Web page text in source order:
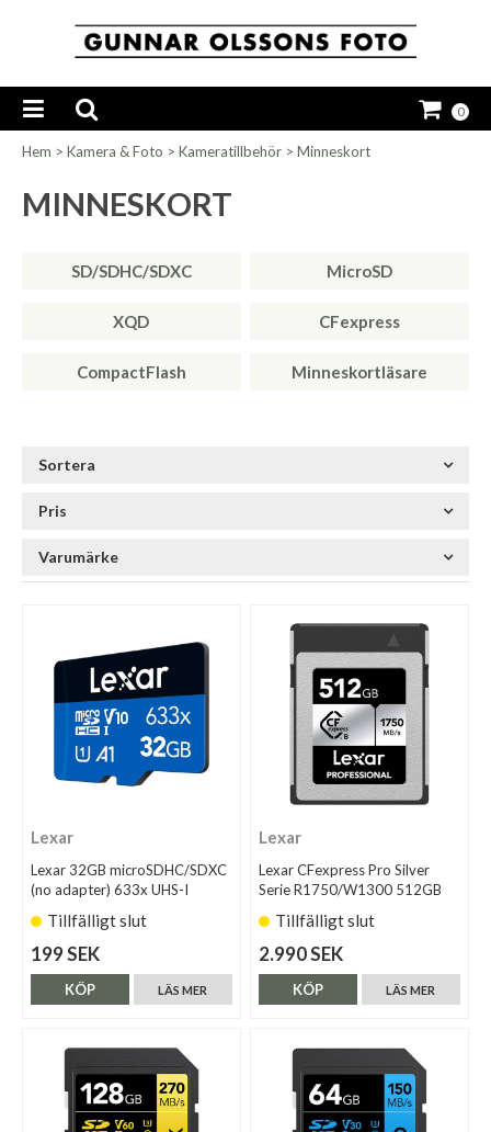
0
Hem > Kamera & Foto > Kameratillbehör > Minneskort
MINNESKORT
SD/SDHC/SDXC MicroSD
XQD CFexpress
CompactFlash Minneskortläsare
Sortera
Pris
Varumärke
Lexar
Lexar 32GB microSDHC/SDXC
(no adapter) 633x UHS-I
Tillfälligt slut
199 SEK
LÄS MER
KÖP
Lexar
Lexar CFexpress Pro Silver
Serie R1750/W1300 512GB
Tillfälligt slut
2.990 SEK
LÄS MER
KÖP